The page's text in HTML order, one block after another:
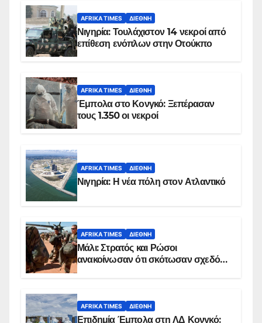
AFRIKA TIMES ΔΙΕΘΝΉ
Νιγηρία: Τουλάχιστον 14 νεκροί από
επίθεση ενόπλων στην Οτούκπο
AFRIKA TIMES ΔΙΕΘΝΉ
Έμπολα στο Κονγκό: Ξεπέρασαν
τους 1.350 οι νεκροί
AFRIKA TIMES ΔΙΕΘΝΉ
Νιγηρία: Η νέα πόλη στον Ατλαντικό
AFRIKA TIMES ΔΙΕΘΝΉ
Μάλι: Στρατός και Ρώσοι
ανακοίνωσαν ότι σκότωσαν σχεδόν
AFRIKA TIMES ΔΙΕΘΝΉ
Επιδημία Έμπολα στη ΛΔ Κονγκό: